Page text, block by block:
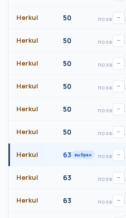
Herkul 50 по запросу
−
Herkul 50 по запросу
−
Herkul 50 по запросу
−
Herkul 50 по запросу
−
Herkul 50 по запросу
−
Herkul 50 по запросу
−
Herkul 63 выбран по запросу
−
Herkul 63 по запросу
−
Herkul 63 по запросу
−